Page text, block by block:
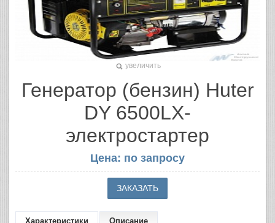
увеличить
Генератор (бензин) Huter
DY 6500LX-
электростартер
Цена: по запросу
Характеристики Описание